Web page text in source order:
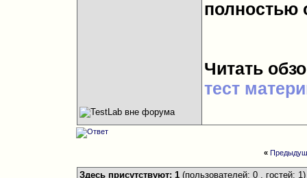
полностью
Читать
тест
«
Здесь присутствуют: 1 (пользователей: 0 , гостей: 1)